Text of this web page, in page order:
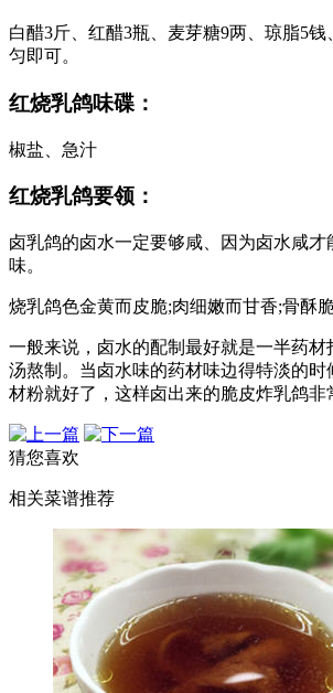
白醋3斤、红醋3瓶、麦芽糖9两、琼脂5
匀即可。
红烧乳鸽味碟：
椒盐、急汁
红烧乳鸽要领：
卤乳鸽的卤水一定要够咸、因为卤水咸才
味。
烧乳鸽色金黄而皮脆;肉细嫩而甘香;骨酥
一般来说，卤水的配制最好就是一半药材
汤熬制。当卤水味的药材味边得特淡的时
材粉就好了，这样卤出来的脆皮炸乳鸽非
猜您喜欢
相关菜谱推荐